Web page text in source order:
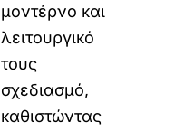
μοντέρνο και
λειτουργικό
τους
σχεδιασμό,
καθιστώντας